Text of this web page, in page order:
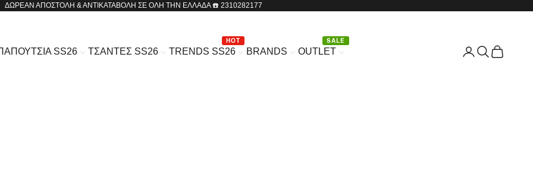
ΔΩΡΕΑΝ ΑΠΟΣΤΟΛΗ & ΑΝΤΙΚΑΤΑΒΟΛΗ ΣΕ ΟΛΗ ΤΗΝ ΕΛΛΑΔΑ ☎️ 2310282177
SS26 ΤΣΑΝΤΕΣ SS26 TRENDS SS26
HOT
BRANDS OUTLET
SALE
Είσοδος
Αναζήτηση
Καλάθι